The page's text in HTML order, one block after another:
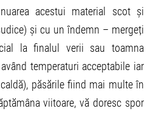
acestui material scot și
și cu un îndemn – mergeți
la finalul verii sau toamna
temperaturi acceptabile iar
păsările fiind mai multe în
viitoare, vă doresc spor